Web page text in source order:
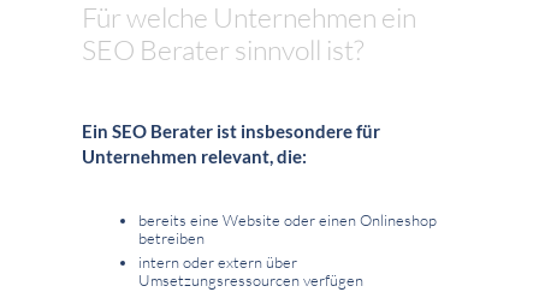
Für welche Unternehmen ein
SEO Berater sinnvoll ist?
Ein SEO Berater ist insbesondere für
Unternehmen relevant, die:
bereits eine Website oder einen Onlineshop
betreiben
intern oder extern über
Umsetzungsressourcen verfügen